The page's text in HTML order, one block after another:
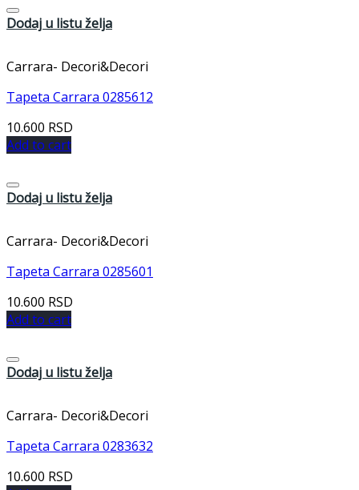
Dodaj u listu želja
Carrara- Decori&Decori
Tapeta Carrara 0285612
10.600 RSD
Add to cart
Dodaj u listu želja
Carrara- Decori&Decori
Tapeta Carrara 0285601
10.600 RSD
Add to cart
Dodaj u listu želja
Carrara- Decori&Decori
Tapeta Carrara 0283632
10.600 RSD